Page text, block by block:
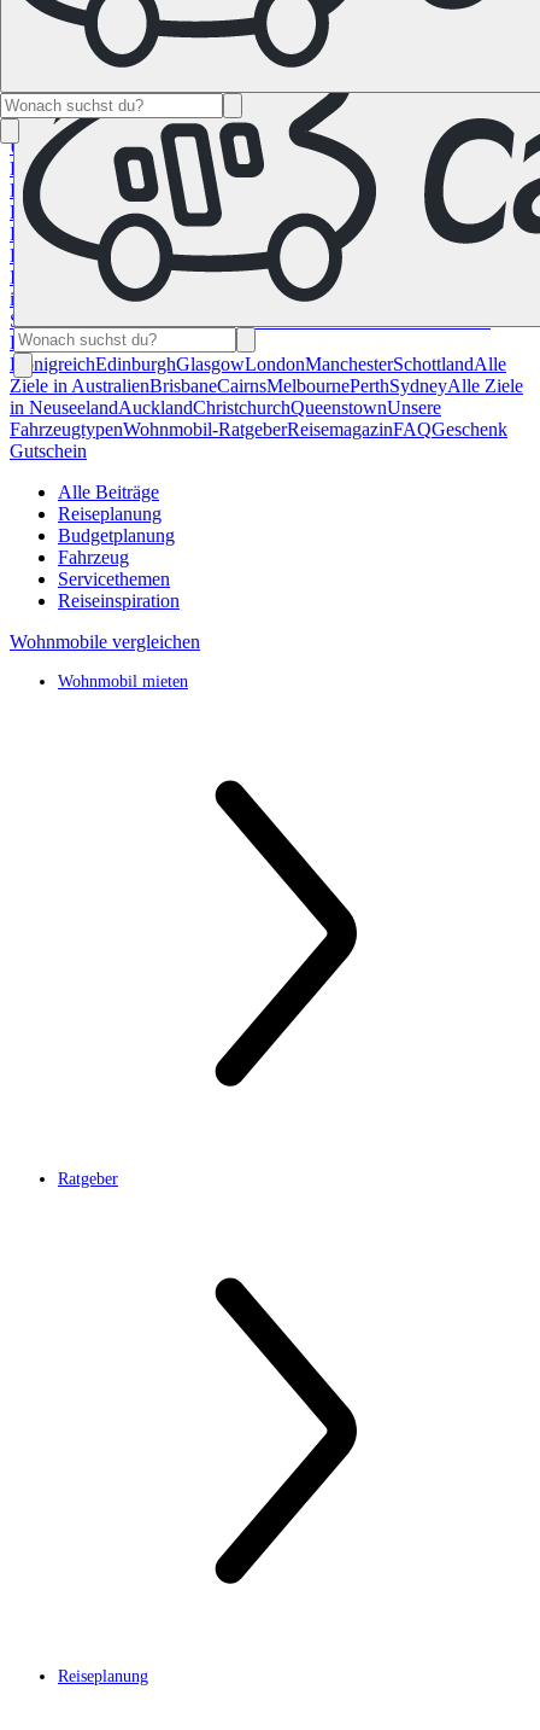
NamibiaSüdafrika
Alle Ziele in
KanadaCalgaryHalifaxMontrealTorontoVancouver
Alle Ziele in den
USALas VegasLos Angeles Miami New YorkSan
Francisco
Chile Costa Rica Alle Reiseziele in
Deutschland
Berlin Hamburg Leipzig München Stuttgart
Reiseziele in
Frankreich
KorsikaLyonMarseilles NizzaParis Toulouse
Alle
Reiseziele in
Italien
CagliariFlorenzMailandRom Sardinien
in Norwegen Bergen
Alle Reiseziele in
Spanien
Reiseziele im Vereinigtem
KönigreichEdinburghGlasgowLondonManchesterSchottlandAlle
Ziele in AustralienBrisbaneCairnsMelbournePerthSydneyAlle Ziele
in NeuseelandAucklandChristchurchQueenstownUnsere
FahrzeugtypenWohnmobil-RatgeberReisemagazinFAQGeschenk
Gutschein
Alle Beiträge
Reiseplanung
Budgetplanung
Fahrzeug
Servicethemen
Reiseinspiration
Wohnmobile vergleichen
Wohnmobil mieten
Ratgeber
Reiseplanung